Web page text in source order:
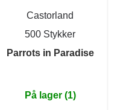
Castorland
500 Stykker
Parrots in Paradise
På lager (1)